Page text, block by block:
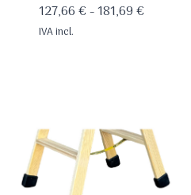
127,66€-181,69€Rango
181,69 €
IVA incl.